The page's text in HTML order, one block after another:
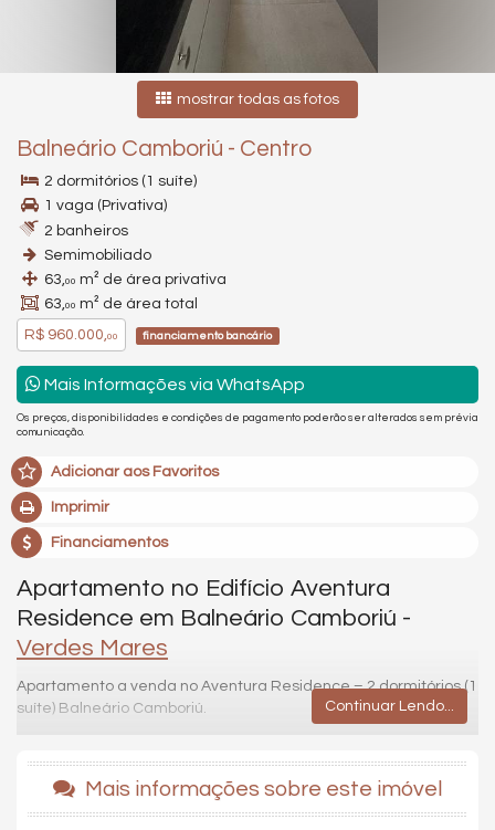
mostrar todas as fotos
Balneário Camboriú - Centro
2 dormitórios (1 suíte)
1 vaga (Privativa)
2 banheiros
Semimobiliado
63,00 m² de área privativa
63,00 m² de área total
R$ 960.000,00 financiamento bancário
Mais Informações via WhatsApp
Os preços, disponibilidades e condições de pagamento poderão ser alterados sem prévia
comunicação.
Adicionar aos Favoritos
Imprimir
Financiamentos
Apartamento no Edifício Aventura
Residence em Balneário Camboriú -
Verdes Mares
Apartamento a venda no Aventura Residence – 2 dormitórios (1
suíte) Balneário Camboriú.
comodidade de morar perto de tudo.
O apartamento esta pronto para morar, com mobilia sob
medida. O imóvel conta com domitórios montados, cozinha com
Continuar Lendo...
Mais informações sobre este imóvel